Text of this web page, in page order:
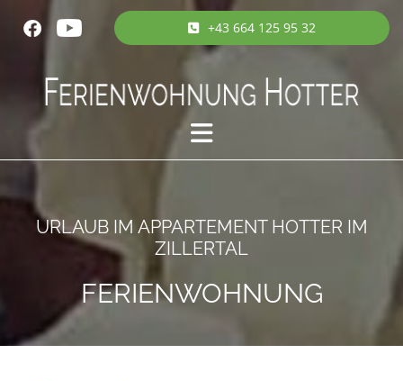
+43 664 125 95 32
URLAUB IM APPARTEMENT HOTTER IM
ZILLERTAL
FERIENWOHNUNG